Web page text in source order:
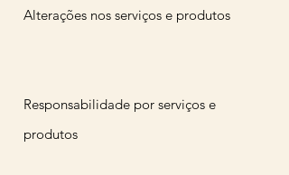
Alterações nos serviços e produtos
Responsabilidade por serviços e
produtos